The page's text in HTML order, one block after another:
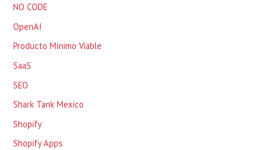
NO CODE
OpenAI
Producto Mínimo Viable
SaaS
SEO
Shark Tank Mexico
Shopify
Shopify Apps